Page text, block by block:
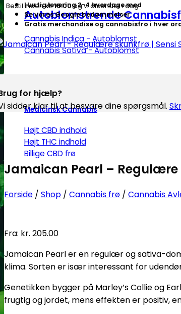
Autoblomstrende
Cannabis Indica - Autoblomst
Cannabis Sativa - Autoblomst
Medicinsk Cannabis
Højt CBD indhold
Højt THC indhold
Billige CBD frø
Bestil indenkl. 16.00og vi afsender i dag
Hurtig levering 2-4 hverdage med
Se vores Google bedømmelser
Gratis merchandise og cannabisfrø i hver
for hjælp?
sidder klar til at besvare dine spørgsmål.
Jamaican Pearl – Regulære
Forside / Shop / Cannabis frø / Cannabis
Fra: kr. 205.00
Jamaican Pearl er en regulær og sativa-
klima. Sorten er især interessant for
Genetikken bygger på Marley’s Collie og
frugtig og jordet, mens effekten er positiv,